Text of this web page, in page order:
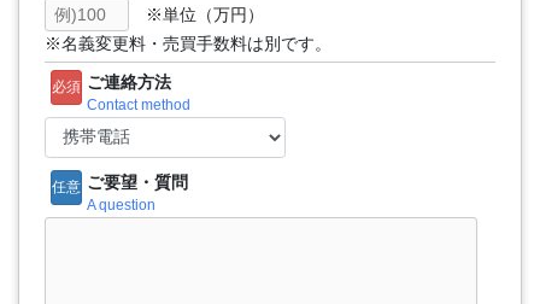
※単位（万円）
※名義変更料・売買手数料は別です。
必須 ご連絡方法
Contact method
任意 ご要望・質問
A question